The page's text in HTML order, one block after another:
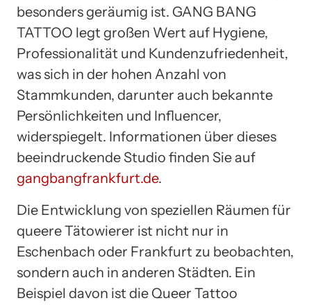
besonders geräumig ist. GANG BANG
TATTOO legt großen Wert auf Hygiene,
Professionalität und Kundenzufriedenheit,
was sich in der hohen Anzahl von
Stammkunden, darunter auch bekannte
Persönlichkeiten und Influencer,
widerspiegelt. Informationen über dieses
beeindruckende Studio finden Sie auf
gangbangfrankfurt.de.
Die Entwicklung von speziellen Räumen für
queere Tätowierer ist nicht nur in
Eschenbach oder Frankfurt zu beobachten,
sondern auch in anderen Städten. Ein
Beispiel davon ist die Queer Tattoo